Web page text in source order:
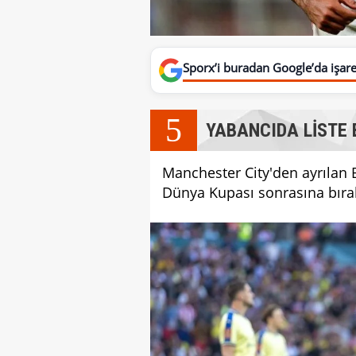
Sporx’i buradan Google’da
5 YABANCIDA LİSTE
Manchester City'den
Dünya Kupası sonrasına